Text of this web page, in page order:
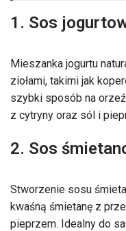
1. Sos
Mieszanka jogurtu
ziołami, takimi jak
szybki sposób na
z cytryny oraz sól i
2. Sos
Stworzenie sosu
kwaśną śmietanę z
pieprzem. Idealny do